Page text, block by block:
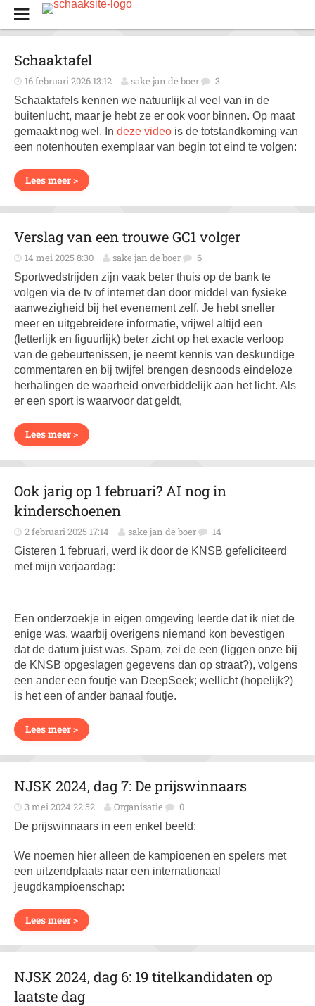
Schaaktafel
16 februari 2026 13:12 sake jan de boer 3
Schaaktafels kennen we natuurlijk al veel van in de
buitenlucht, maar je hebt ze er ook voor binnen. Op maat
gemaakt nog wel. In deze video is de totstandkoming van
een notenhouten exemplaar van begin tot eind te volgen:
Lees meer >
Verslag van een trouwe GC1 volger
14 mei 2025 8:30 sake jan de boer 6
Sportwedstrijden zijn vaak beter thuis op de bank te
volgen via de tv of internet dan door middel van fysieke
aanwezigheid bij het evenement zelf. Je hebt sneller
meer en uitgebreidere informatie, vrijwel altijd een
(letterlijk en figuurlijk) beter zicht op het exacte verloop
van de gebeurtenissen, je neemt kennis van deskundige
commentaren en bij twijfel brengen desnoods eindeloze
herhalingen de waarheid onverbiddelijk aan het licht. Als
er een sport is waarvoor dat geldt,
Lees meer >
Ook jarig op 1 februari? AI nog in
kinderschoenen
2 februari 2025 17:14 sake jan de boer 14
Gisteren 1 februari, werd ik door de KNSB gefeliciteerd
met mijn verjaardag:
Een onderzoekje in eigen omgeving leerde dat ik niet de
enige was, waarbij overigens niemand kon bevestigen
dat de datum juist was. Spam, zei de een (liggen onze bij
de KNSB opgeslagen gegevens dan op straat?), volgens
een ander een foutje van DeepSeek; wellicht (hopelijk?)
is het een of ander banaal foutje.
Lees meer >
NJSK 2024, dag 7: De prijswinnaars
3 mei 2024 22:52 Organisatie 0
De prijswinnaars in een enkel beeld:
We noemen hier alleen de kampioenen en spelers met
een uitzendplaats naar een internationaal
jeugdkampioenschap:
Lees meer >
NJSK 2024, dag 6: 19 titelkandidaten op
laatste dag